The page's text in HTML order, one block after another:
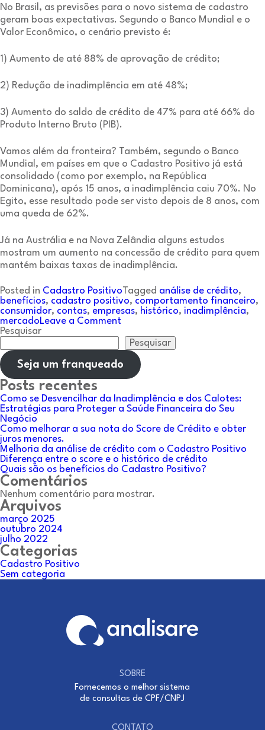
No Brasil, as previsões para o novo sistema de cadastro
geram boas expectativas. Segundo o Banco Mundial e o
Valor Econômico, o cenário previsto é:
1) Aumento de até 88% de aprovação de crédito;
2) Redução de inadimplência em até 48%;
3) Aumento do saldo de crédito de 47% para até 66% do
Produto Interno Bruto (PIB).
Vamos além da fronteira? Também, segundo o Banco
Mundial, em países em que o Cadastro Positivo já está
consolidado (como por exemplo, na República
Dominicana), após 15 anos, a inadimplência caiu 70%. No
Egito, esse resultado pode ser visto depois de 8 anos, com
uma queda de 62%.
Já na Austrália e na Nova Zelândia alguns estudos
mostram um aumento na concessão de crédito para quem
mantém baixas taxas de inadimplência.
Posted in Cadastro PositivoTagged análise de crédito,
benefícios, cadastro positivo, comportamento financeiro,
consumidor, contas, empresas, histórico, inadimplência,
mercadoLeave a Comment
são
os
benefícios
do
Cadastro
Pesquisar
Pesquisar
Seja um franqueado
Posts recentes
Como se Desvencilhar da Inadimplência e dos Calotes:
Estratégias para Proteger a Saúde Financeira do Seu
Negócio
Como melhorar a sua nota do Score de Crédito e obter
juros menores.
Melhoria da análise de crédito com o Cadastro Positivo
Diferença entre o score e o histórico de crédito
Quais são os benefícios do Cadastro Positivo?
Comentários
Nenhum comentário para mostrar.
Arquivos
março 2025
outubro 2024
julho 2022
Categorias
Cadastro Positivo
Sem categoria
SOBRE
Fornecemos o melhor sistema
de consultas de CPF/CNPJ
CONTATO